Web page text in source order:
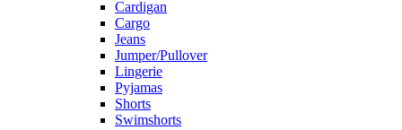
Cardigan
Cargo
Jeans
Jumper/Pullover
Lingerie
Pyjamas
Shorts
Swimshorts